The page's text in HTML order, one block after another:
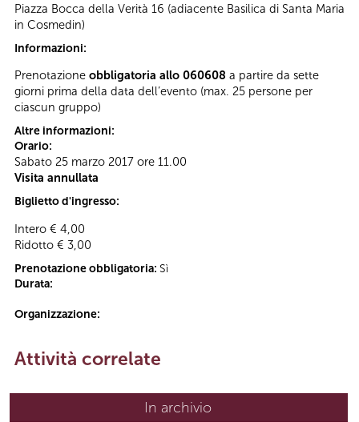
Piazza Bocca della Verità 16 (adiacente Basilica di Santa Maria
in Cosmedin)
Informazioni:
Prenotazione obbligatoria allo 060608 a partire da sette
giorni prima della data dell’evento (max. 25 persone per
ciascun gruppo)
Altre informazioni:
Orario:
Sabato 25 marzo 2017 ore 11.00
Visita annullata
Biglietto d'ingresso:
Intero € 4,00
Ridotto € 3,00
Prenotazione obbligatoria: Sì
Durata:
Organizzazione:
Attività correlate
In archivio